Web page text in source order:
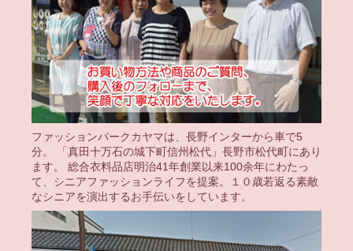
ファッションパークカヤマは、長野インターから車で5
分。 「真田十万石の城下町信州松代」長野市松代町にあり
ます。 総合衣料品店明治41年創業以来100余年にわたっ
て、シニアファッションライフを提案。１０歳若返る素敵
なシニアを演出するお手伝いをしています。